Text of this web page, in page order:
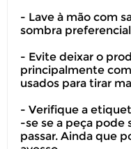
produto
Você possui
a troca ou
esteja sem
É
devolução.
- Lave à mão com
sombra
- Evite deixar o
principalmente
usados para tirar
- Verifique a
-se se a peça pode
passar. Ainda que